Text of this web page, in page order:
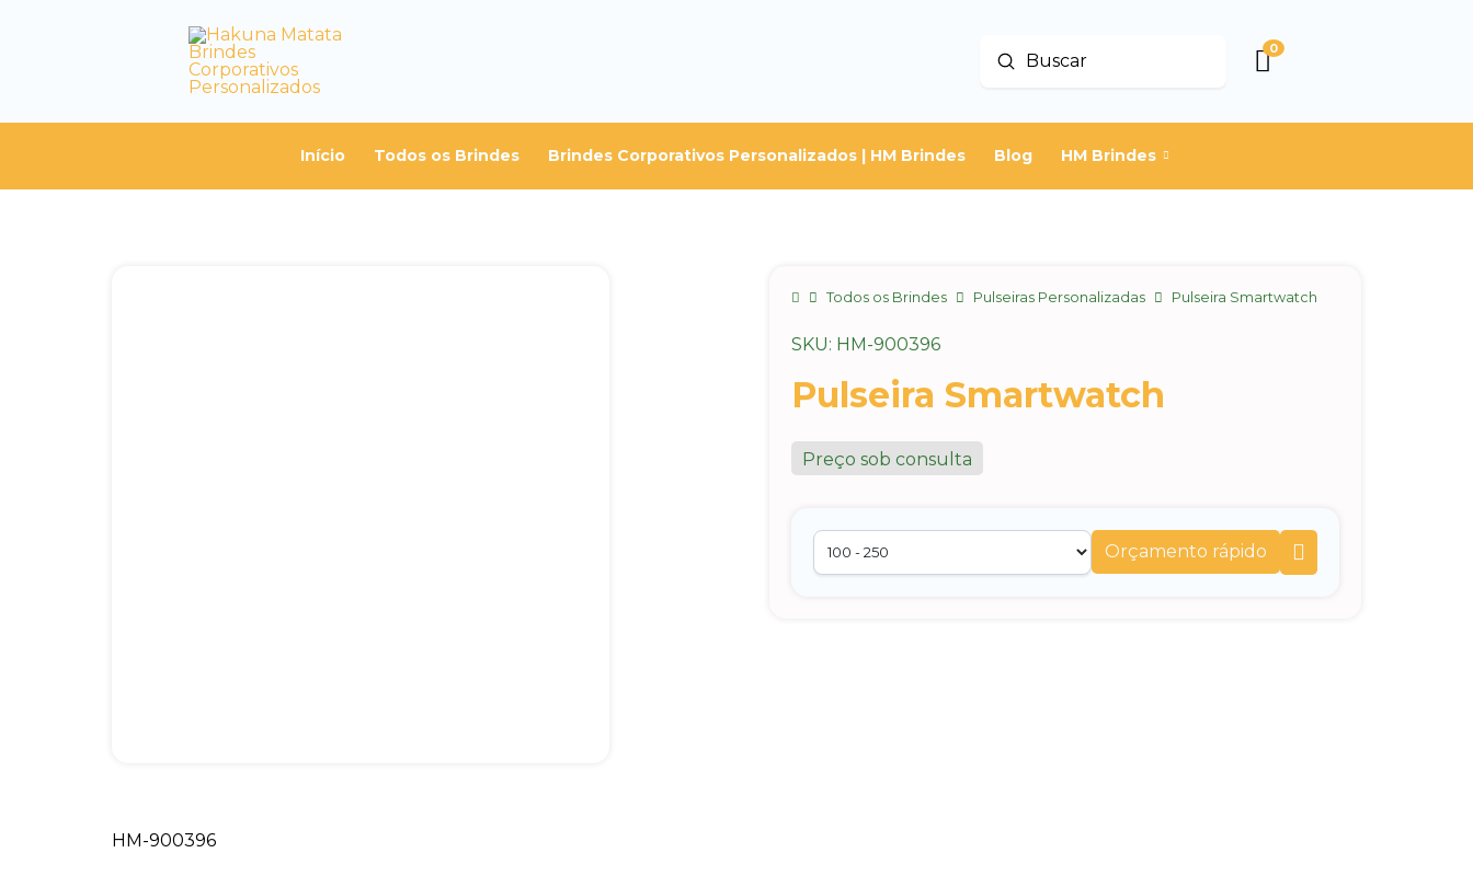
Buscar
Enviar
0
Início Todos os Brindes Brindes Corporativos Personalizados | HM Brindes Blog HM Brindes
HomeTodos os Brindes Pulseiras Personalizadas Pulseira Smartwatch
SKU: HM-900396
Pulseira Smartwatch
Preço sob consulta
Orçamento rápido
HM-900396